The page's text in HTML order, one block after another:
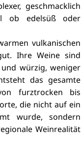
geschmacklich
ob edelsüß oder
vulkanischen
Ihre Weine sind
würzig, weniger
das gesamte
furztrocken bis
die nicht auf ein
wurde, sondern
Weinrealität